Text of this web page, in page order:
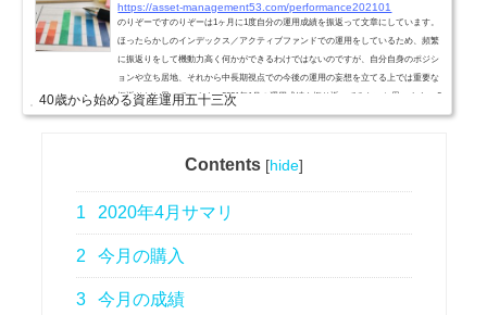
https://asset-management53.com/performance202101
のりぞーですのりぞーは1ヶ月に1度自分の運用成績を振返って文章にしています。
ほったらかしのインデックス／アクティブファンドでの運用をしているため、頻繁
に振返りをして機動力高く何かができるわけではないのですが、自分自身のポジシ
ョンや立ち居地、それから中長期視点での今後の運用の妄想を立てる上では重要な
振返りだと思っています。2021年1月の運用成績を振り返ってみたいと思います。 2
020年1月サマリついに米国ではバイデン政権が始まり株価の面で個人的には不安に
40歳から始める資産運用五十三次
Contents [hide]
1 2020年4月サマリ
2 今月の購入
3 今月の成績